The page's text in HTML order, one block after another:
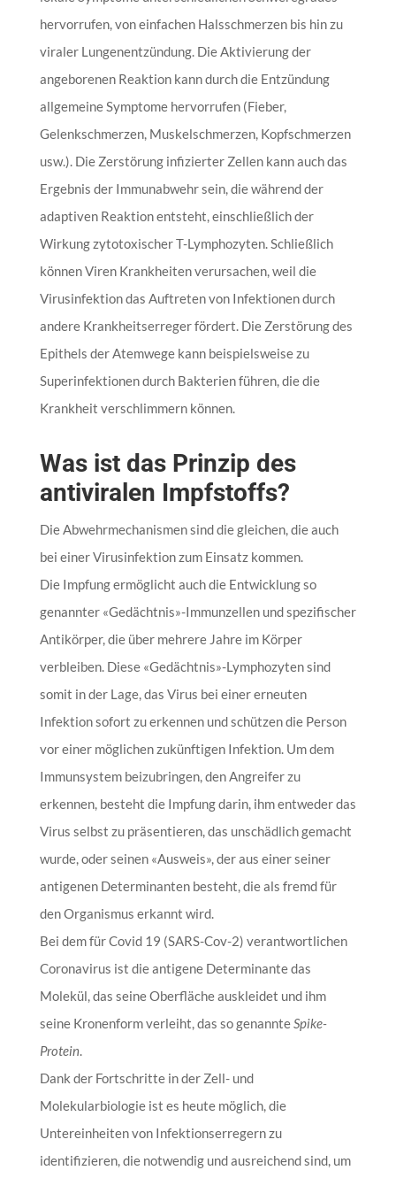
hervorrufen, von einfachen Halsschmerzen bis hin zu
viraler Lungenentzündung. Die Aktivierung der
angeborenen Reaktion kann durch die Entzündung
allgemeine Symptome hervorrufen (Fieber,
Gelenkschmerzen, Muskelschmerzen, Kopfschmerzen
usw.). Die Zerstörung infizierter Zellen kann auch das
Ergebnis der Immunabwehr sein, die während der
adaptiven Reaktion entsteht, einschließlich der
Wirkung zytotoxischer T-Lymphozyten. Schließlich
können Viren Krankheiten verursachen, weil die
Virusinfektion das Auftreten von Infektionen durch
andere Krankheitserreger fördert. Die Zerstörung des
Epithels der Atemwege kann beispielsweise zu
Superinfektionen durch Bakterien führen, die die
Krankheit verschlimmern können.
Was ist das Prinzip des
antiviralen Impfstoffs?
Die Abwehrmechanismen sind die gleichen, die auch
bei einer Virusinfektion zum Einsatz kommen.
Die Impfung ermöglicht auch die Entwicklung so
genannter «Gedächtnis»-Immunzellen und spezifischer
Antikörper, die über mehrere Jahre im Körper
verbleiben. Diese «Gedächtnis»-Lymphozyten sind
somit in der Lage, das Virus bei einer erneuten
Infektion sofort zu erkennen und schützen die Person
vor einer möglichen zukünftigen Infektion. Um dem
Immunsystem beizubringen, den Angreifer zu
erkennen, besteht die Impfung darin, ihm entweder das
Virus selbst zu präsentieren, das unschädlich gemacht
wurde, oder seinen «Ausweis», der aus einer seiner
antigenen Determinanten besteht, die als fremd für
den Organismus erkannt wird.
Bei dem für Covid 19 (SARS-Cov-2) verantwortlichen
Coronavirus ist die antigene Determinante das
Molekül, das seine Oberfläche auskleidet und ihm
seine Kronenform verleiht, das so genannte Spike-
Protein.
Dank der Fortschritte in der Zell- und
Molekularbiologie ist es heute möglich, die
Untereinheiten von Infektionserregern zu
identifizieren, die notwendig und ausreichend sind, um